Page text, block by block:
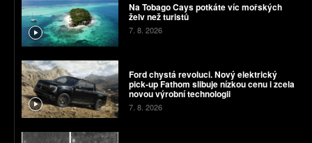
Na Tobago Cays potkáte víc mořských
želv než turistů
7. 8. 2026
Ford chystá revoluci. Nový elektrický
pick-up Fathom slibuje nízkou cenu i zcela
novou výrobní technologii
7. 8. 2026